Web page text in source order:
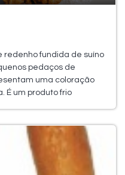
redenho fundida de suíno
pedaços de
uma coloração
É um produto frio